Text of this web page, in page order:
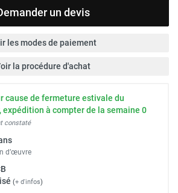
un devis
les modes de paiement
la procédure d'achat
cause de fermeture estivale du
expédition à compter de la semaine 0
constaté
d’œuvre
(+ d'infos)